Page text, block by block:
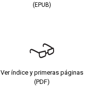
(EPUB)
Ver índice y primeras páginas
(PDF)